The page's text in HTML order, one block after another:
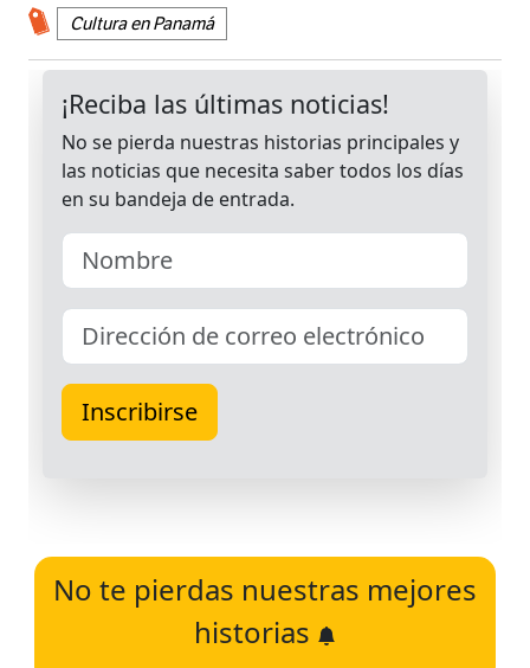
Cultura en Panamá
No te pierdas nuestras mejores
historias